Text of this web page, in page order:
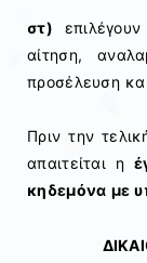
στ)
αίτηση,
προσέλευση
Πριν την
απαιτείται η
κηδεμόνα με